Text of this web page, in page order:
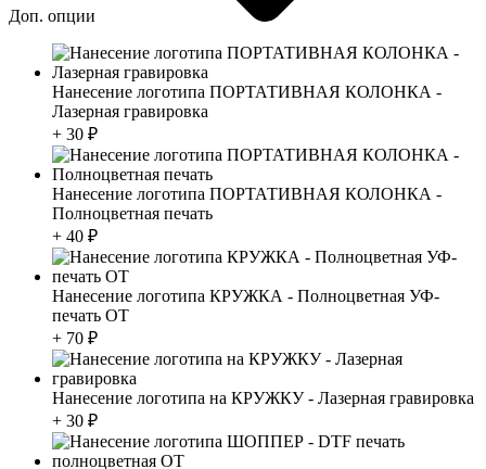
Доп. опции
Нанесение логотипа ПОРТАТИВНАЯ КОЛОНКА -
Лазерная гравировка
+ 30 ₽
Нанесение логотипа ПОРТАТИВНАЯ КОЛОНКА -
Полноцветная печать
+ 40 ₽
Нанесение логотипа КРУЖКА - Полноцветная УФ-
печать ОТ
+ 70 ₽
Нанесение логотипа на КРУЖКУ - Лазерная гравировка
+ 30 ₽